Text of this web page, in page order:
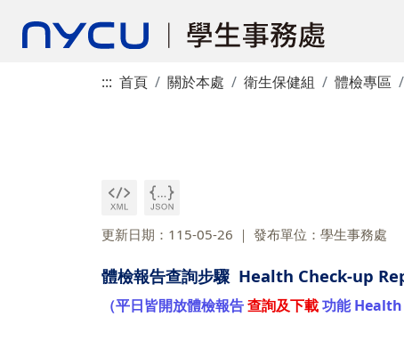
::: 首頁 關於本處 衛生保健組 體檢專區
更新日期：115-05-26 發布單位：學生事務處
體檢報告查詢步驟 Health Check-up
（平日皆開放體檢報告查詢及下載功能